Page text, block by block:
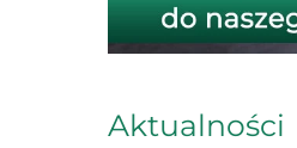
Aktualności